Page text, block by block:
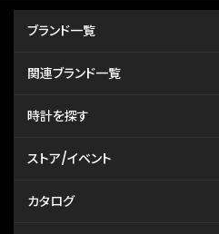
ブランド一覧
関連ブランド一覧
時計を探す
ストア/イベント
カタログ